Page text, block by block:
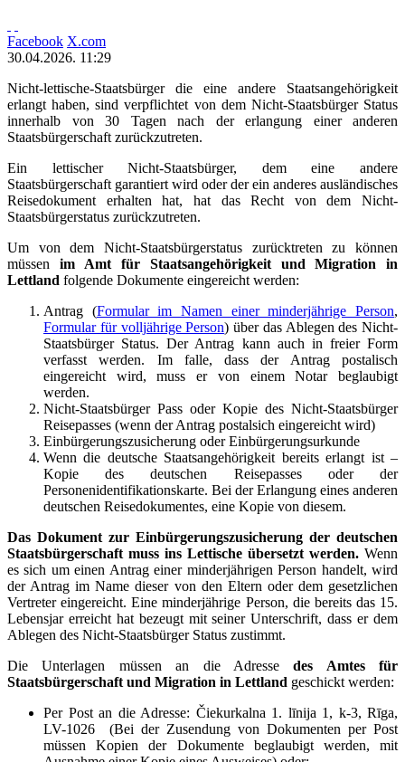
Facebook X.com
30.04.2026. 11:29
Nicht-lettische-Staatsbürger die eine andere Staatsangehörigkeit
erlangt haben, sind verpflichtet von dem Nicht-Staatsbürger Status
innerhalb von 30 Tagen nach der erlangung einer anderen
Staatsbürgerschaft zurückzutreten.
Ein lettischer Nicht-Staatsbürger, dem eine andere
Staatsbürgerschaft garantiert wird oder der ein anderes ausländisches
Reisedokument erhalten hat, hat das Recht von dem Nicht-
Staatsbürgerstatus zurückzutreten.
Um von dem Nicht-Staatsbürgerstatus zurücktreten zu können
müssen im Amt für Staatsangehörigkeit und Migration in
Lettland folgende Dokumente eingereicht werden:
Antrag (Formular im Namen einer minderjährige Person,
Formular für volljährige Person) über das Ablegen des Nicht-
Staatsbürger Status. Der Antrag kann auch in freier Form
verfasst werden. Im falle, dass der Antrag postalisch
eingereicht wird, muss er von einem Notar beglaubigt
werden.
Nicht-Staatsbürger Pass oder Kopie des Nicht-Staatsbürger
Reisepasses (wenn der Antrag postalsich eingereicht wird)
Einbürgerungszusicherung oder Einbürgerungsurkunde
Wenn die deutsche Staatsangehörigkeit bereits erlangt ist –
Kopie des deutschen Reisepasses oder der
Personenidentifikationskarte. Bei der Erlangung eines anderen
deutschen Reisedokumentes, eine Kopie von diesem.
Das Dokument zur Einbürgerungszusicherung der deutschen
Staatsbürgerschaft muss ins Lettische übersetzt werden. Wenn
es sich um einen Antrag einer minderjährigen Person handelt, wird
der Antrag im Name dieser von den Eltern oder dem gesetzlichen
Vertreter eingereicht. Eine minderjährige Person, die bereits das 15.
Lebensjar erreicht hat bezeugt mit seiner Unterschrift, dass er dem
Ablegen des Nicht-Staatsbürger Status zustimmt.
Die Unterlagen müssen an die Adressedes Amtes für
Staatsbürgerschaft und Migration in Lettland geschickt werden:
Per Post an die Adresse: Čiekurkalna 1. līnija 1, k-3, Rīga,
LV-1026 (Bei der Zusendung von Dokumenten per Post
müssen Kopien der Dokumente beglaubigt werden, mit